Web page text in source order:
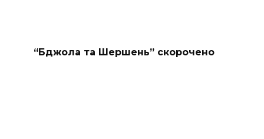
“Бджола та Шершень” скорочено